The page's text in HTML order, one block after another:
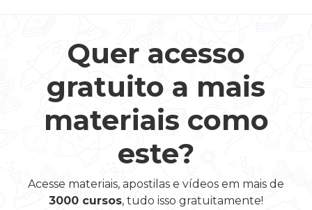
Quer acesso
gratuito a mais
materiais como
este?
Acesse materiais, apostilas e vídeos em mais de
3000 cursos, tudo isso gratuitamente!